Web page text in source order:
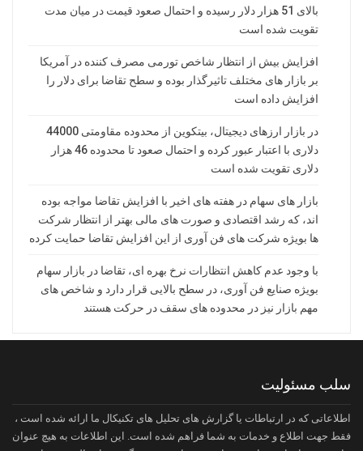
بالای 51 هزار دلار رسیده و احتمال صعود قیمت در میان مدت
تقویت شده است
افزایش بیش از انتظار شاخص تورمی مصرف کننده در آمریکا
بر بازار های مختلف تاثیرگذار بوده و سطح تقاضا برای دلار را
افزایش داده است
در بازار ارزهای دیجیتال، بیتکوین از محدوده مقاومتی 44000
دلاری با اعتبار عبور کرده و احتمال صعود تا محدوده 46 هزار
دلاری تقویت شده است
بازار های سهام در هفته های اخیر با افزایش تقاضا مواجه بوده
اند، که رشد اقتصادی و صورت های مالی بهتر از انتظار شرکت
ها بویژه شرکت های فن آوری از این افزایش تقاضا حمایت کرده
با وجود عدم کاهش انتظارات نرخ بهره ای، تقاضا در بازار سهام
بویژه صنایع فن آوری، در سطح بالایی قرار دارد و شاخص های
مهم بازار نیز در محدوده های سقف در حرکت هستند
سلب مسئولیت
اطلاعاتی که در ارتباطات یا گزارش های تحلیل های تکنیکال ما ارائه شده است ،
فقط جهت اطلاع و خدمات به شما فراهم شده است. این اطلاعات به هیچ عنوان